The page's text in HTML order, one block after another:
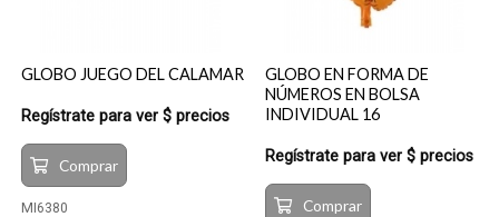
GLOBO JUEGO DEL CALAMAR
Regístrate para ver $ precios
Comprar
MI6380
GLOBO EN FORMA DE
NÚMEROS EN BOLSA
INDIVIDUAL 16
Regístrate para ver $ precios
Comprar